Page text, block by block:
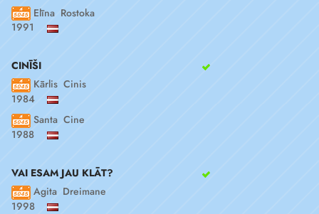
Elīna Rostoka
1991
CINĪŠI
Kārlis Cinis
1984
Santa Cine
1988
VAI ESAM JAU KLĀT?
Agita Dreimane
1998